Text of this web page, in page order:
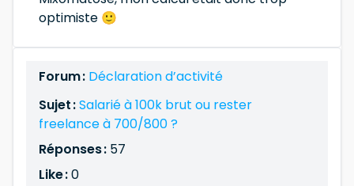
optimiste 🙂
Forum : Déclaration d’activité
Sujet :Salarié à 100k brut ou rester
freelance à 700/800 ?
Réponses : 57
Like :0